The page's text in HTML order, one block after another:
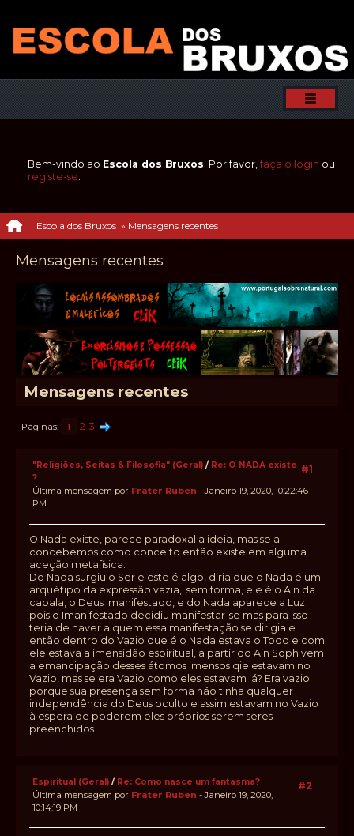
Bem-vindo ao Escola dos Bruxos. Por favor, faça o login ou
registe-se.
Escola dos Bruxos » Mensagens recentes
Mensagens recentes
Mensagens recentes
Páginas 1 2 3
#1
"Religiões, Seitas & Filosofia" (Geral) / Re: O NADA existe
?
Última mensagem por Frater Ruben - Janeiro 19, 2020, 10:22:46
PM
O Nada existe, parece paradoxal a ideia, mas se a
concebemos como conceito então existe em alguma
aceção metafísica.
Do Nada surgiu o Ser e este é algo, diria que o Nada é um
arquétipo da expressão vazia, sem forma, ele é o Ain da
cabala, o Deus Imanifestado, e do Nada aparece a Luz
pois o Imanifestado decidiu manifestar-se mas para isso
teria de haver a quem essa manifestação se dirigia e
então dentro do Vazio que é o Nada estava o Todo e com
ele estava a imensidão espiritual, a partir do Ain Soph vem
a emancipação desses átomos imensos qie estavam no
Vazio, mas se era Vazio como eles estavam lá? Era vazio
porque sua presença sem forma não tinha qualquer
independência do Deus oculto e assim estavam no Vazio
à espera de poderem eles próprios serem seres
preenchidos
#2
Espiritual (Geral) / Re: Como nasce um fantasma?
Última mensagem por Frater Ruben - Janeiro 19, 2020,
10:14:19 PM